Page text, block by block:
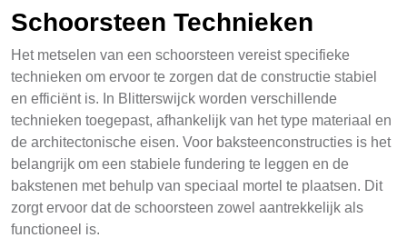
Schoorsteen Technieken
Het metselen van een schoorsteen vereist specifieke
technieken om ervoor te zorgen dat de constructie stabiel
en efficiënt is. In Blitterswijck worden verschillende
technieken toegepast, afhankelijk van het type materiaal en
de architectonische eisen. Voor baksteenconstructies is het
belangrijk om een stabiele fundering te leggen en de
bakstenen met behulp van speciaal mortel te plaatsen. Dit
zorgt ervoor dat de schoorsteen zowel aantrekkelijk als
functioneel is.